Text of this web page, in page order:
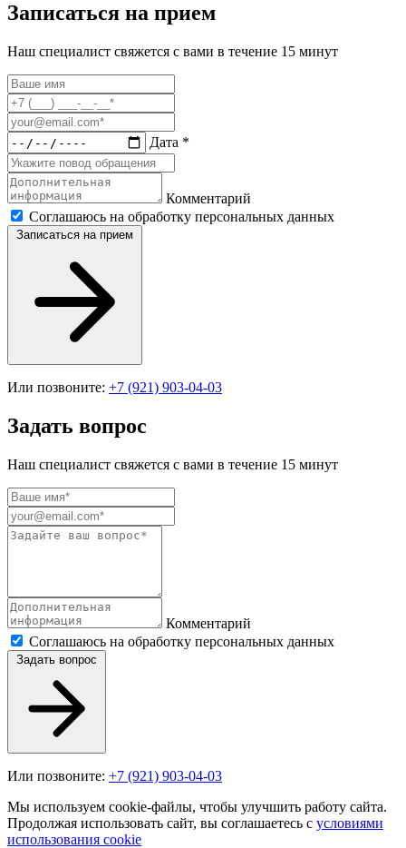
Записаться на прием
Наш специалист свяжется с вами в течение 15 минут
Дата *
Комментарий
Соглашаюсь на обработку персональных данных
Записаться на прием
Или позвоните: +7 (921) 903-04-03
Задать вопрос
Наш специалист свяжется с вами в течение 15 минут
Комментарий
Соглашаюсь на обработку персональных данных
Задать вопрос
Или позвоните: +7 (921) 903-04-03
Мы используем cookie-файлы, чтобы улучшить работу сайта.
Продолжая использовать сайт, вы соглашаетесь с условиями
использования cookie